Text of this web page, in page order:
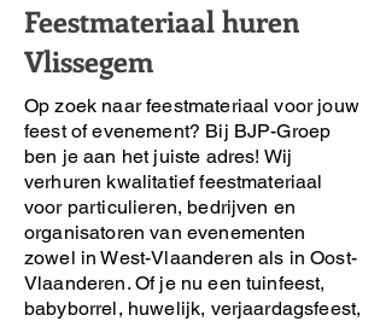
Feestmateriaal huren
Vlissegem
Op zoek naar feestmateriaal voor jouw
feest of evenement? Bij BJP-Groep
ben je aan het juiste adres! Wij
verhuren kwalitatief feestmateriaal
voor particulieren, bedrijven en
organisatoren van evenementen
zowel in West-Vlaanderen als in Oost-
Vlaanderen. Of je nu een tuinfeest,
babyborrel, huwelijk, verjaardagsfeest,